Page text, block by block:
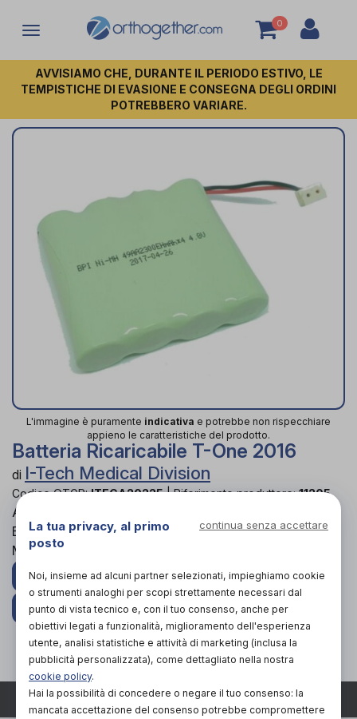
Attiva/disattiva
navigazione
0
AVVISIAMO CHE, DURANTE IL PERIODO ESTIVO, LE
TEMPISTICHE DI EVASIONE E CONSEGNA DEGLI ORDINI
POTREBBERO VARIARE.
L'immagine è puramente indicativa e potrebbe non rispecchiare
appieno le caratteristiche del prodotto.
Batteria Ricaricabile T-One 2016
di I-Tech Medical Division
Codice OTGP: ITEGA20225|Riferimento produttore: 11205
Altri elettromedicali per terapia
Batteria Ricaricabile Originale T-One 2016, 4,8V Ni-
Mh 2300mA
PROVA E ACQUISTA IN NEGOZIO DA31,90€
ACQUISTA ONLINE DA46,75€
SPEDIZIONE GRATIS IN TUTTA ITALIA
TORNA SU
La tua privacy, al primo
posto
continua senza accettare
Noi, insieme ad alcuni partner selezionati, impieghiamo cookie
o strumenti analoghi per scopi strettamente necessari dal
punto di vista tecnico e, con il tuo consenso, anche per
obiettivi legati a funzionalità, miglioramento dell'esperienza
utente, analisi statistiche e attività di marketing (inclusa la
pubblicità personalizzata), come dettagliato nella nostra
cookie policy.
Hai la possibilità di concedere o negare il tuo consenso: la
mancata accettazione del consenso potrebbe compromettere